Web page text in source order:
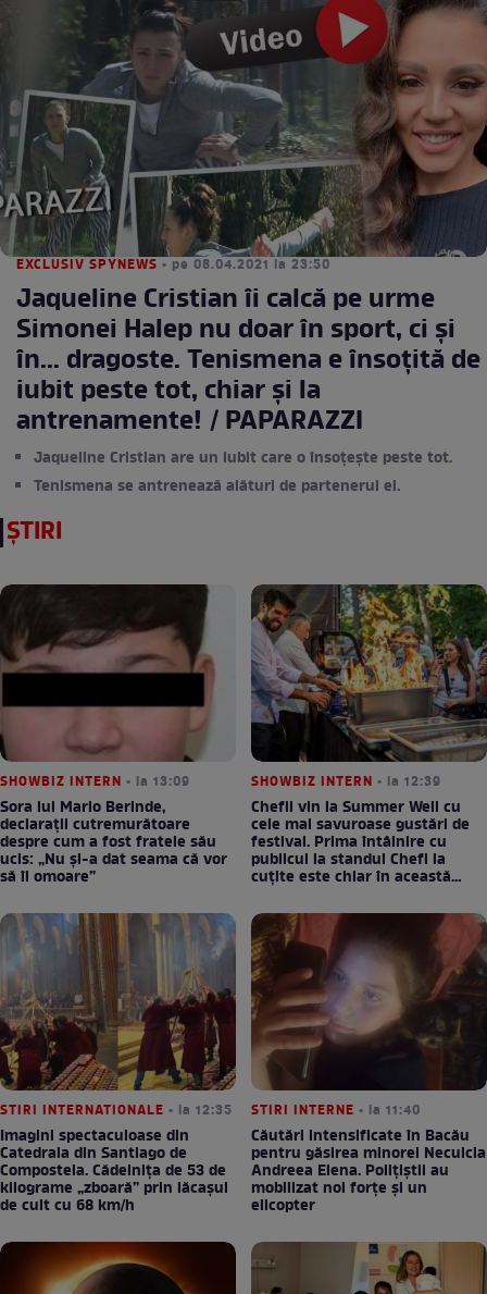
EXCLUSIV SPYNEWS • pe 08.04.2021 la 23:50
Jaqueline Cristian îi calcă pe urme
Simonei Halep nu doar în sport, ci și
în... dragoste. Tenismena e însoțită de
iubit peste tot, chiar și la
antrenamente! / PAPARAZZI
Jaqueline Cristian are un iubit care o însoțește peste tot.
Tenismena se antrenează alături de partenerul ei.
ȘTIRI
SHOWBIZ INTERN • la 13:09
Sora lui Mario Berinde,
declarații cutremurătoare
despre cum a fost fratele său
ucis: „Nu și-a dat seama că vor
să îl omoare”
SHOWBIZ INTERN • la 12:39
Chefii vin la Summer Well cu
cele mai savuroase gustări de
festival. Prima întâlnire cu
publicul la standul Chefi la
cuțite este chiar în această
STIRI INTERNATIONALE • la 12:35
Imagini spectaculoase din
Catedrala din Santiago de
Compostela. Cădelnița de 53 de
kilograme „zboară” prin lăcașul
de cult cu 68 km/h
STIRI INTERNE • la 11:40
Căutări intensificate în Bacău
pentru găsirea minorei Neculcia
Andreea Elena. Polițiștii au
mobilizat noi forțe și un
elicopter